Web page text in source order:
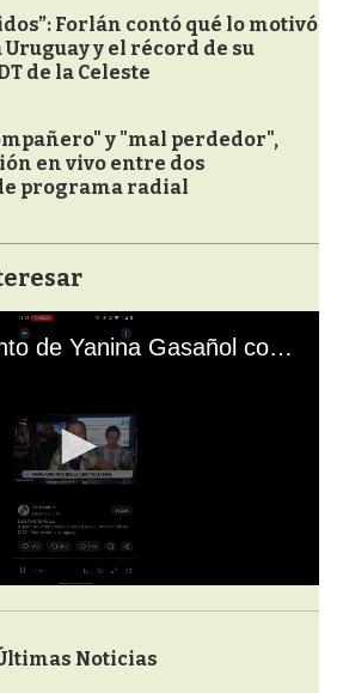
Forlán contó qué lo motivó
y el récord de su
de la Celeste
y "mal perdedor",
en vivo entre dos
programa radial
El mal momento de Yanina Gasañol con un hincha argentino en "Subrayado"
Noticias